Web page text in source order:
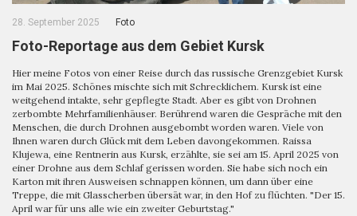
28. September 2025 Foto
Foto-Reportage aus dem Gebiet Kursk
Hier meine Fotos von einer Reise durch das russische Grenzgebiet Kursk
im Mai 2025. Schönes mischte sich mit Schrecklichem. Kursk ist eine
weitgehend intakte, sehr gepflegte Stadt. Aber es gibt von Drohnen
zerbombte Mehrfamilienhäuser. Berührend waren die Gespräche mit den
Menschen, die durch Drohnen ausgebombt worden waren. Viele von
Ihnen waren durch Glück mit dem Leben davongekommen. Raissa
Klujewa, eine Rentnerin aus Kursk, erzählte, sie sei am 15. April 2025 von
einer Drohne aus dem Schlaf gerissen worden. Sie habe sich noch ein
Karton mit ihren Ausweisen schnappen können, um dann über eine
Treppe, die mit Glasscherben übersät war, in den Hof zu flüchten. "Der 15.
April war für uns alle wie ein zweiter Geburtstag."